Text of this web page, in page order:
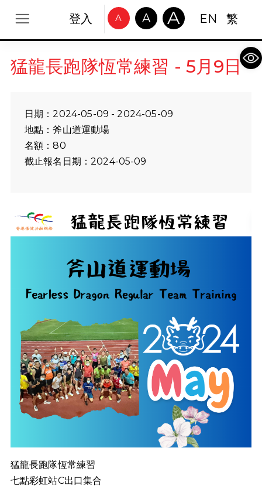
登入 A A A EN 繁
猛龍長跑隊恆常練習 - 5月9日
日期：2024-05-09 - 2024-05-09
地點：斧山道運動場
名額：80
截止報名日期：2024-05-09
猛龍長跑隊恆常練習
七點彩虹站C出口集合